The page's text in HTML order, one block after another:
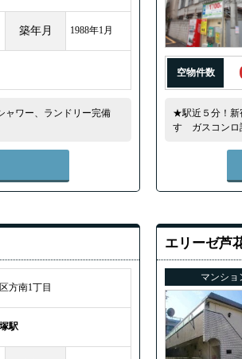
築年月 1988年1月
ワー、ランドリー完備
空物件数
★駅近５分！新
す ガスコンロ
方南1丁目
駅
エリーゼ芦
マンショ